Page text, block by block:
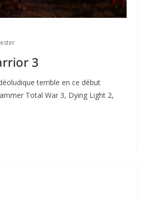
3
terrible en ce début
Total War 3, Dying Light 2,